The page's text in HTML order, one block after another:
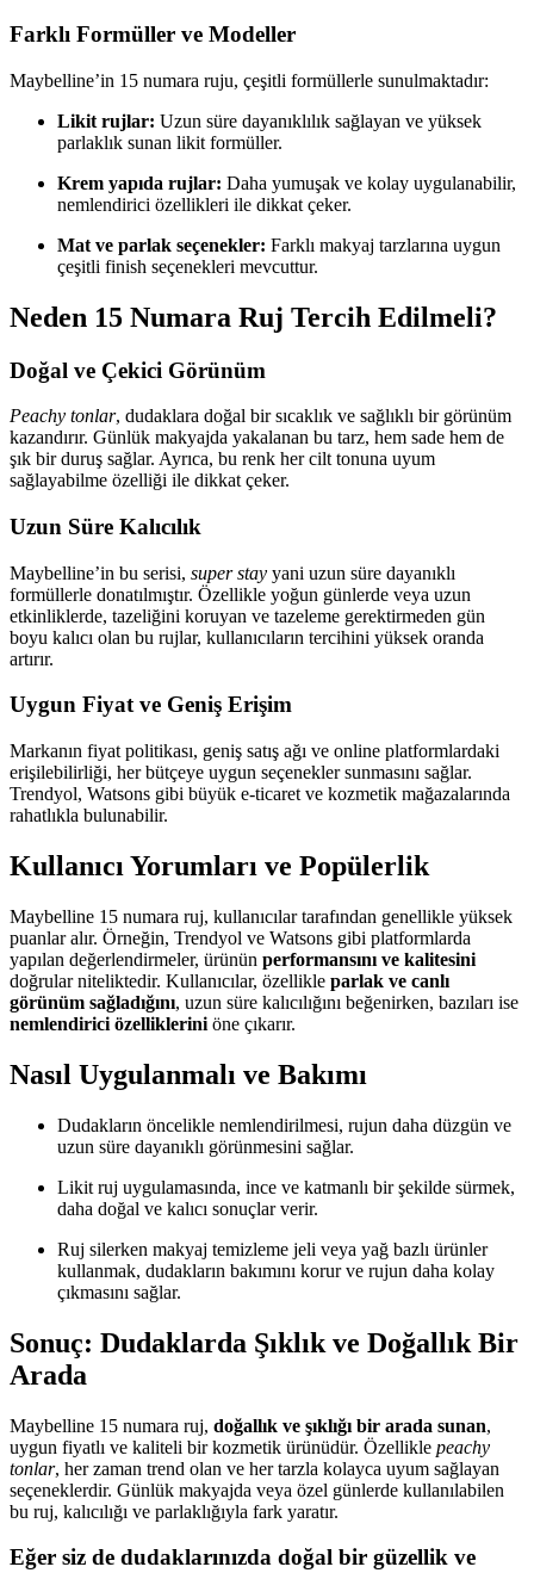
Farklı Formüller ve Modeller
Maybelline’in 15 numara ruju, çeşitli formüllerle sunulmaktadır:
Likit rujlar: Uzun süre dayanıklılık sağlayan ve yüksek
parlaklık sunan likit formüller.
Krem yapıda rujlar: Daha yumuşak ve kolay uygulanabilir,
nemlendirici özellikleri ile dikkat çeker.
Mat ve parlak seçenekler: Farklı makyaj tarzlarına uygun
çeşitli finish seçenekleri mevcuttur.
Neden 15 Numara Ruj Tercih Edilmeli?
Doğal ve Çekici Görünüm
Peachy tonlar, dudaklara doğal bir sıcaklık ve sağlıklı bir görünüm
kazandırır. Günlük makyajda yakalanan bu tarz, hem sade hem de
şık bir duruş sağlar. Ayrıca, bu renk her cilt tonuna uyum
sağlayabilme özelliği ile dikkat çeker.
Uzun Süre Kalıcılık
Maybelline’in bu serisi, super stay yani uzun süre dayanıklı
formüllerle donatılmıştır. Özellikle yoğun günlerde veya uzun
etkinliklerde, tazeliğini koruyan ve tazeleme gerektirmeden gün
boyu kalıcı olan bu rujlar, kullanıcıların tercihini yüksek oranda
artırır.
Uygun Fiyat ve Geniş Erişim
Markanın fiyat politikası, geniş satış ağı ve online platformlardaki
erişilebilirliği, her bütçeye uygun seçenekler sunmasını sağlar.
Trendyol, Watsons gibi büyük e-ticaret ve kozmetik mağazalarında
rahatlıkla bulunabilir.
Kullanıcı Yorumları ve Popülerlik
Maybelline 15 numara ruj, kullanıcılar tarafından genellikle yüksek
puanlar alır. Örneğin, Trendyol ve Watsons gibi platformlarda
yapılan değerlendirmeler, ürünün performansını ve kalitesini
doğrular niteliktedir. Kullanıcılar, özellikle parlak ve canlı
görünüm sağladığını, uzun süre kalıcılığını beğenirken, bazıları ise
nemlendirici özelliklerini öne çıkarır.
Nasıl Uygulanmalı ve Bakımı
Dudakların öncelikle nemlendirilmesi, rujun daha düzgün ve
uzun süre dayanıklı görünmesini sağlar.
Likit ruj uygulamasında, ince ve katmanlı bir şekilde sürmek,
daha doğal ve kalıcı sonuçlar verir.
Ruj silerken makyaj temizleme jeli veya yağ bazlı ürünler
kullanmak, dudakların bakımını korur ve rujun daha kolay
çıkmasını sağlar.
Sonuç: Dudaklarda Şıklık ve Doğallık Bir
Arada
Maybelline 15 numara ruj, doğallık ve şıklığı bir arada sunan,
uygun fiyatlı ve kaliteli bir kozmetik ürünüdür. Özellikle peachy
tonlar, her zaman trend olan ve her tarzla kolayca uyum sağlayan
seçeneklerdir. Günlük makyajda veya özel günlerde kullanılabilen
bu ruj, kalıcılığı ve parlaklığıyla fark yaratır.
Eğer siz de dudaklarınızda doğal bir güzellik ve